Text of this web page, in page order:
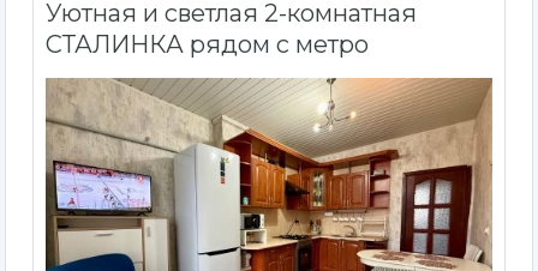
Уютная и светлая 2-комнатная
СТАЛИНКА рядом с метро